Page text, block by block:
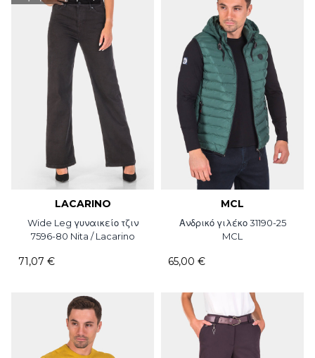
LACARINO
Wide Leg γυναικείο τζιν
7596-80 Nita / Lacarino
71,07 €
MCL
Ανδρικό γιλέκο 31190-25
MCL
65,00 €